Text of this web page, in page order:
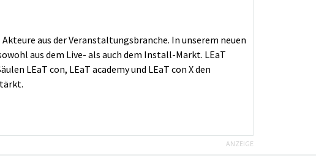
aus der Veranstaltungsbranche. In unserem neuen
aus dem Live- als auch dem Install-Markt. LEaT
LEaT con, LEaT academy und LEaT con X den
ANZEIGE